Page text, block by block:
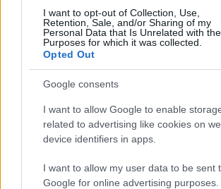
I want to opt-out of Collection, Use,
Retention, Sale, and/or Sharing of my
Personal Data that Is Unrelated with the
Purposes for which it was collected.
Opted Out
Google consents
I want to allow Google to enable
related to advertising like cookies on
device identifiers in apps.
I want to allow my user data to be sent
Google for online advertising purposes.
Continua a leggere
B2B NEWS